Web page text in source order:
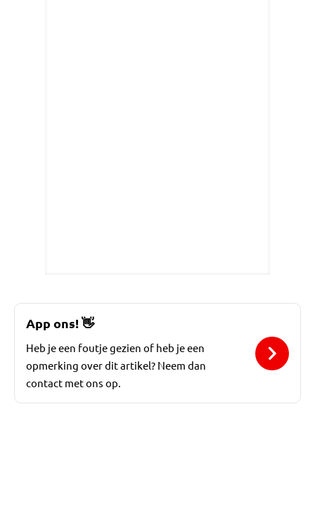
App ons!👋
Heb je een foutje gezien of heb je een
opmerking over dit artikel? Neem dan
contact met ons op.